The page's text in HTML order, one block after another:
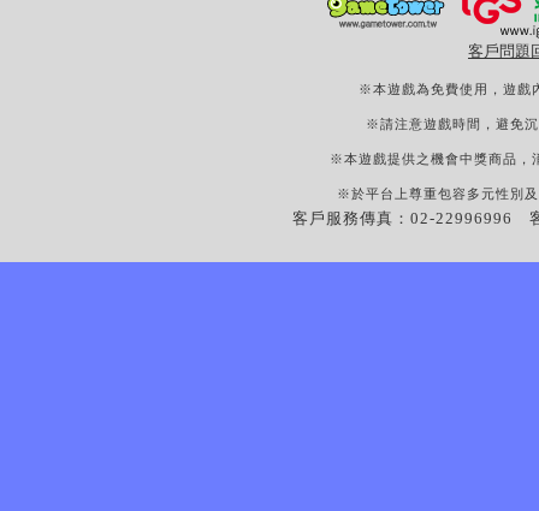
客戶問題
※本遊戲為免費使用，遊戲
※請注意遊戲時間，避免
※本遊戲提供之機會中獎商品，
※於平台上尊重包容多元性別
客戶服務傳真：02-22996996